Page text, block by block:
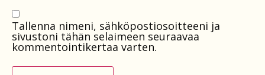
Tallenna nimeni, sähköpostiosoitteeni ja
sivustoni tähän selaimeen seuraavaa
kommentointikertaa varten.